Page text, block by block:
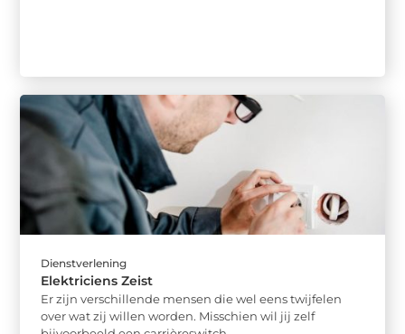
Dienstverlening
Elektriciens Zeist
Er zijn verschillende mensen die wel eens twijfelen
over wat zij willen worden. Misschien wil jij zelf